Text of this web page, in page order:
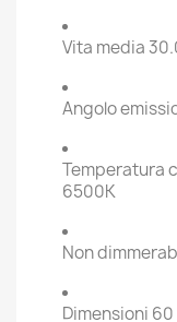
Vita media
Angolo
Temperatura
6500K
Non
Dimensioni 60